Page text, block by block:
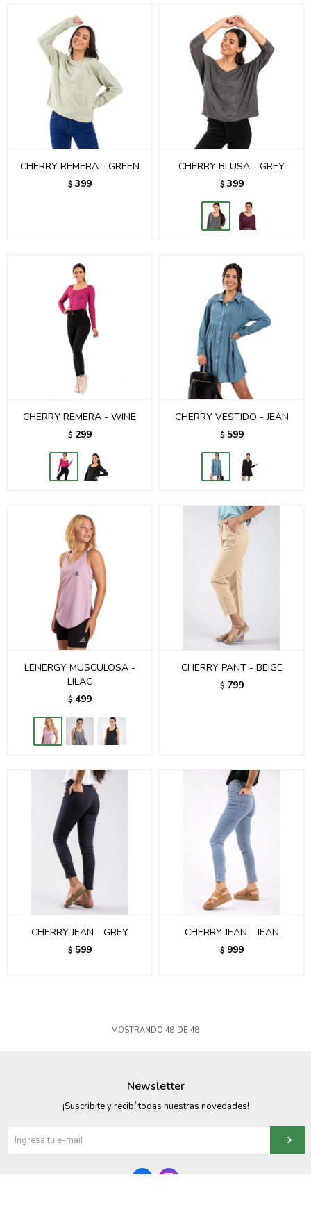
CHERRY REMERA - GREEN
$ 399
CHERRY BLUSA - GREY
$ 399
CHERRY REMERA - WINE
$ 299
CHERRY VESTIDO - JEAN
$ 599
LENERGY MUSCULOSA -
LILAC
$ 499
CHERRY PANT - BEIGE
$ 799
CHERRY JEAN - GREY
$ 599
CHERRY JEAN - JEAN
$ 999
MOSTRANDO 48 DE 48
Newsletter
¡Suscribite y recibí todas nuestras novedades!